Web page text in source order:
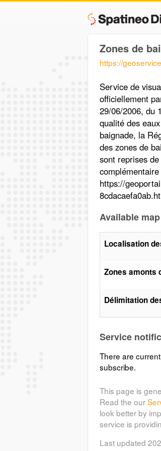
Zones de
https://
Service de
officiellement
29/06/2006, du
qualité des
baignade, la
des zones de
sont reprises
https://
Available
Localisation
Zones amonts
Délimitation
Service
There are
subscribe.
This page is
Read the our
look better by
service is
Last updated